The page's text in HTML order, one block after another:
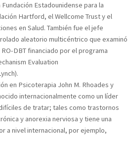
Estadounidense para la
Hartford, el Wellcome Trust y el
en Salud. También fue el jefe
aleatorio multicéntrico que examinó
DBT financiado por el programa
Evaluation
en Psicoterapia John M. Rhoades y
internacionalmente como un líder
de tratar; tales como trastornos
y anorexia nerviosa y tiene una
a nivel internacional, por ejemplo,